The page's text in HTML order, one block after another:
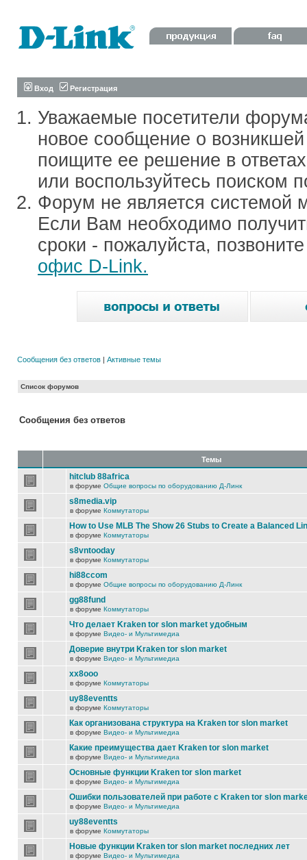
Вход Регистрация
Уважаемые посетители
новое сообщение о
поищите ее решение в
или воспользуйтесь поиском
Форум не является системой
Если Вам необходимо
сроки - пожалуйста,
офис D-Link.
Сообщения без ответов | Активные темы
Список форумов
Сообщения без ответов
Темы
hitclub 88africa
в форуме Общие вопросы по оборудованию Д-Линк
s8media.vip
в форуме Коммутаторы
How to Use MLB The Show 26 Stubs to Create a Balanced
в форуме Коммутаторы
s8vntooday
в форуме Коммутаторы
hi88ccom
в форуме Общие вопросы по оборудованию Д-Линк
gg88fund
в форуме Коммутаторы
Что делает Kraken tor slon market удобным
в форуме Видео- и Мультимедиа
Доверие внутри Kraken tor slon market
в форуме Видео- и Мультимедиа
xx8ooo
в форуме Коммутаторы
uy88eventts
в форуме Коммутаторы
Как организована структура на Kraken tor slon market
в форуме Видео- и Мультимедиа
Какие преимущества дает Kraken tor slon market
в форуме Видео- и Мультимедиа
Основные функции Kraken tor slon market
в форуме Видео- и Мультимедиа
Ошибки пользователей при работе с Kraken tor slon
в форуме Видео- и Мультимедиа
uy88eventts
в форуме Коммутаторы
Новые функции Kraken tor slon market последних лет
в форуме Видео- и Мультимедиа